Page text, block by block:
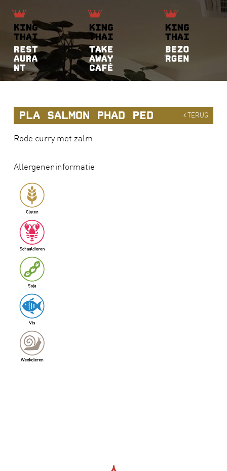
TERUG
PLA SALMON PHAD PED
Rode curry met zalm
Allergeneninformatie